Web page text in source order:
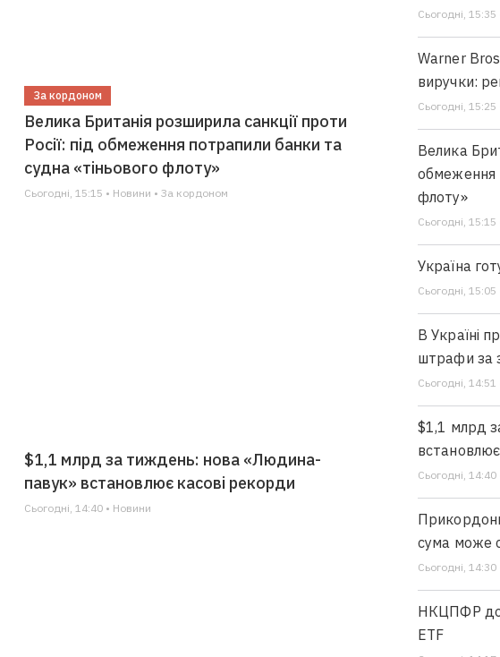
За кордоном
Велика Британія розширила санкції проти
Росії: під обмеження потрапили банки та
судна «тіньового флоту»
Сьогодні, 15:15 • Новини • За кордоном
$1,1 млрд за тиждень: нова «Людина-
павук» встановлює касові рекорди
Сьогодні, 14:40 • Новини
Сьогодні,
Warner
виручки:
Сьогодні,
Велика
обмеження
флоту»
Сьогодні,
Україна
Сьогодні,
В Україні
штрафи за
Сьогодні,
$1,1 млрд
Сьогодні,
сума може
Сьогодні,
НКЦПФР
ETF